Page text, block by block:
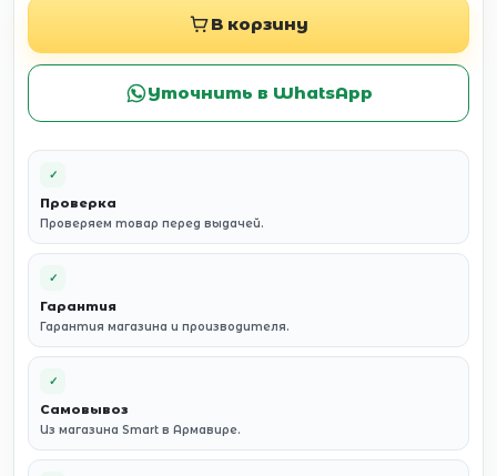
В корзину
Уточнить в WhatsApp
✓
Проверка
Проверяем товар перед выдачей.
✓
Гарантия
Гарантия магазина и производителя.
✓
Самовывоз
Из магазина Smart в Армавире.